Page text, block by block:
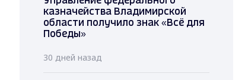
казначейства Владимирской
области получило знак «Всё для
Победы»
30 дней назад